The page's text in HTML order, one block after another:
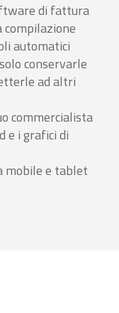
di fattura
automatici
conservarle
ad altri
commercialista
e i grafici di
mobile e tablet